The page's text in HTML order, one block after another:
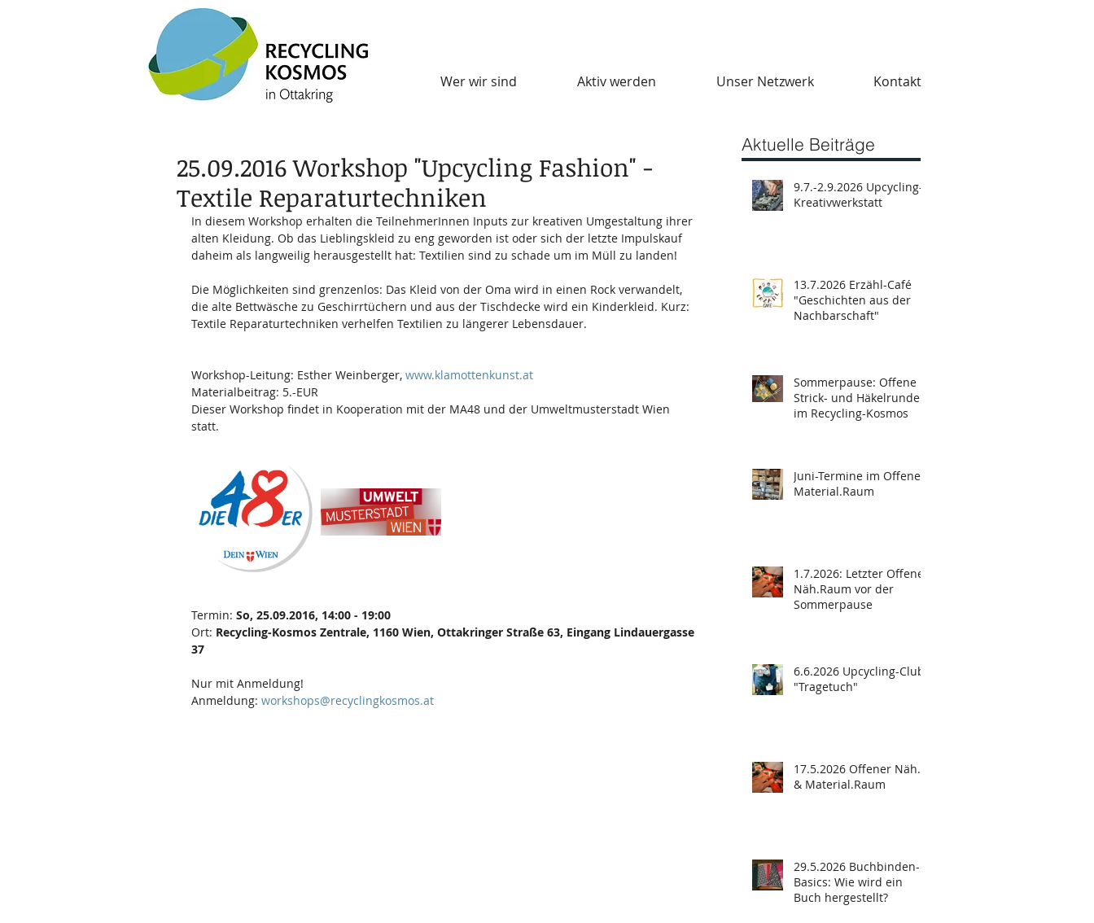
Wer wir sind Aktiv werden Unser Netzwerk Kontakt
25.09.2016 Workshop "Upcycling Fashion" -
Textile Reparaturtechniken
In diesem Workshop erhalten die TeilnehmerInnen Inputs zur kreativen Umgestaltung ihrer
alten Kleidung. Ob das Lieblingskleid zu eng geworden ist oder sich der letzte Impulskauf
daheim als langweilig herausgestellt hat: Textilien sind zu schade um im Müll zu landen!
Die Möglichkeiten sind grenzenlos: Das Kleid von der Oma wird in einen Rock verwandelt,
die alte Bettwäsche zu Geschirrtüchern und aus der Tischdecke wird ein Kinderkleid. Kurz:
Textile Reparaturtechniken verhelfen Textilien zu längerer Lebensdauer.
Workshop-Leitung: Esther Weinberger, www.klamottenkunst.at
Materialbeitrag: 5.-EUR
Dieser Workshop findet in Kooperation mit der MA48 und der Umweltmusterstadt Wien
statt.
Termin: So, 25.09.2016, 14:00 - 19:00
Ort: Recycling-Kosmos Zentrale, 1160 Wien, Ottakringer Straße 63, Eingang Lindauergasse
37
Nur mit Anmeldung!
Anmeldung: workshops@recyclingkosmos.at
Aktuelle Beiträge
9.7.-2.9.2026 Upcycling-
Kreativwerkstatt
13.7.2026 Erzähl-Café
"Geschichten aus der
Nachbarschaft"
Sommerpause: Offene
Strick- und Häkelrunde
im Recycling-Kosmos
Juni-Termine im Offenen
Material.Raum
1.7.2026: Letzter Offener
Näh.Raum vor der
Sommerpause
6.6.2026 Upcycling-Club
"Tragetuch"
17.5.2026 Offener Näh.
& Material.Raum
29.5.2026 Buchbinden-
Basics: Wie wird ein
Buch hergestellt?